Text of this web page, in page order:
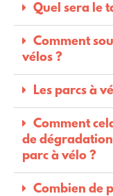
Quel sera le
Comment
vélos ?
Les parcs à
Comment
de
parc à vélo ?
Combien de